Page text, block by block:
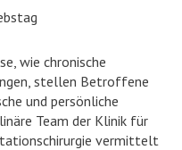
wie chronische
stellen Betroffene
und persönliche
Team der Klinik für
vermittelt